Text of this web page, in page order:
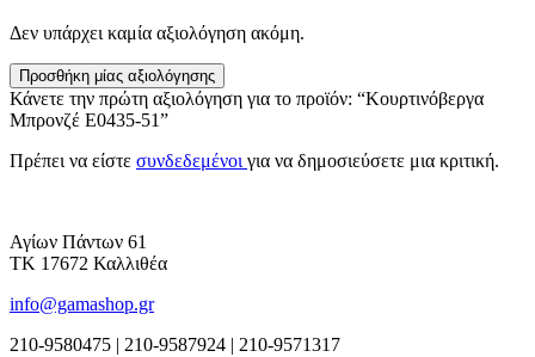
Δεν υπάρχει καμία αξιολόγηση ακόμη.
Προσθήκη μίας αξιολόγησης
Κάνετε την πρώτη αξιολόγηση για το προϊόν: “Κουρτινόβεργα
Μπρονζέ E0435-51”
Πρέπει να είστε συνδεδεμένοι για να δημοσιεύσετε μια κριτική.
Αγίων Πάντων 61
ΤΚ 17672 Καλλιθέα
info@gamashop.gr
210-9580475 | 210-9587924 | 210-9571317